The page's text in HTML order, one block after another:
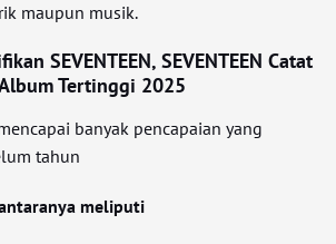
maupun musik.
SEVENTEEN, SEVENTEEN Catat
Tertinggi 2025
banyak pencapaian yang
tahun
meliputi